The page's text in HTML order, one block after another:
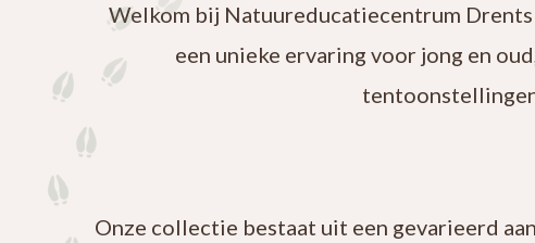
Welkom bij Natuureducatiecentrum Drents
een unieke ervaring voor jong en
Onze collectie bestaat uit een gevarieerd